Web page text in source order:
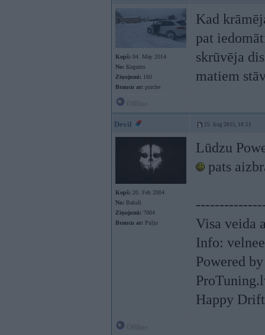
Kopš: 04. May 2014
No: Ķegums
Ziņojumi: 160
Braucu ar: porche
Kad
pat
skrūvēja
matiem
Devil 25. Aug 2015, 18:51
Kopš: 20. Feb 2004
No: Baloži
Ziņojumi: 7004
Braucu ar: Pulju
Lūdzu
pats
Visa veida
Info:
Powered by
Happy